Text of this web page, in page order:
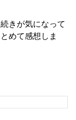
きが気になって
めて感想しま